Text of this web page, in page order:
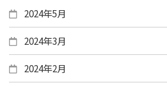
2024年5月
2024年3月
2024年2月